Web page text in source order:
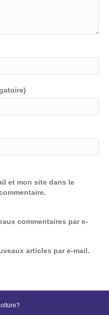
et mon site dans le
commentaires par e-
articles par e-mail.